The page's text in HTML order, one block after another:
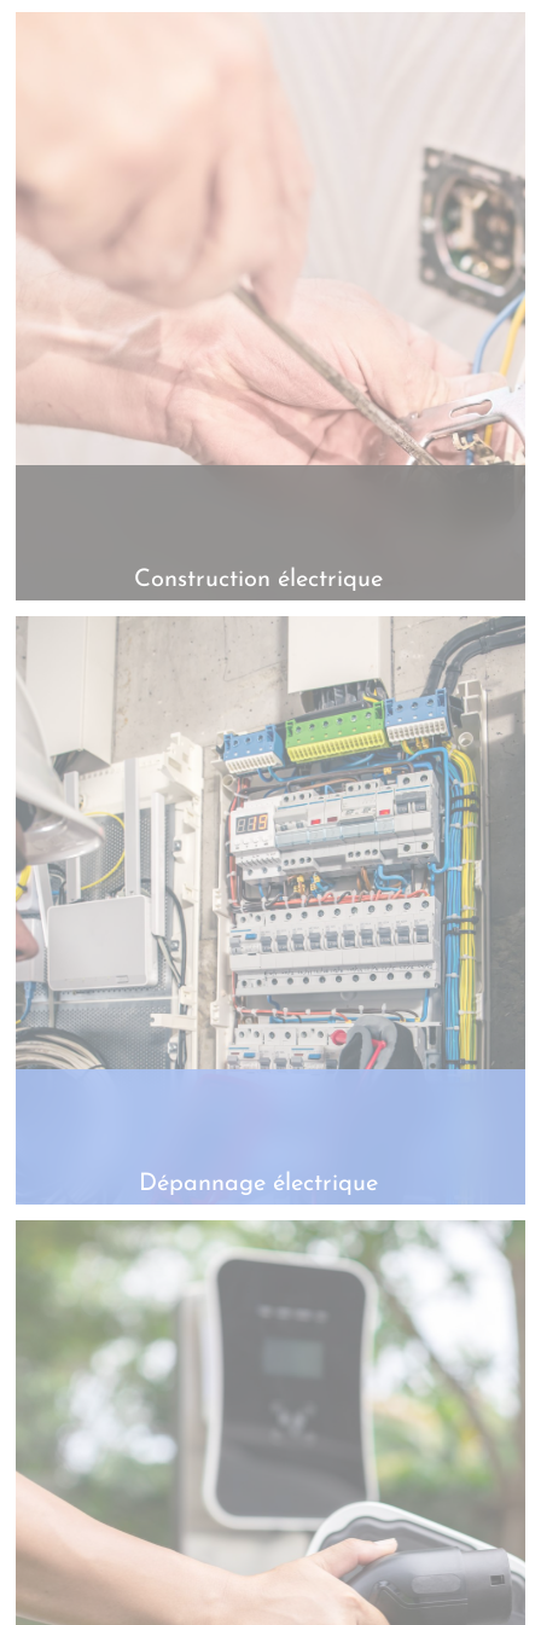
Construction électrique
Dépannage électrique